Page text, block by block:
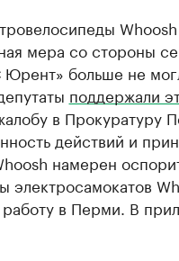
Whoosh
мера со стороны
больше не
поддержали
в Прокуратуру
действий и
намерен
электросамокатов
в Перми. В